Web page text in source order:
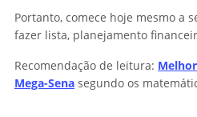
Portanto, comece hoje mesmo a
fazer lista, planejamento
Recomendação de leitura:
Mega-Sena segundo os